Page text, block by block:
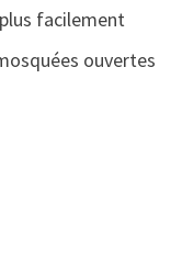
facilement
ouvertes